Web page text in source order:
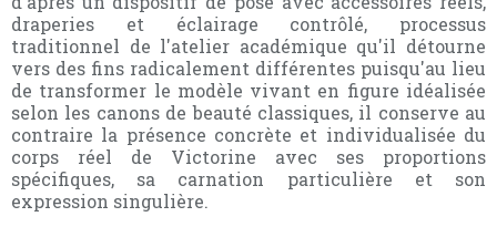
draperies et éclairage contrôlé, processus
traditionnel de l'atelier académique qu'il détourne
vers des fins radicalement différentes puisqu'au lieu
de transformer le modèle vivant en figure idéalisée
selon les canons de beauté classiques, il conserve au
contraire la présence concrète et individualisée du
corps réel de Victorine avec ses proportions
spécifiques, sa carnation particulière et son
expression singulière.